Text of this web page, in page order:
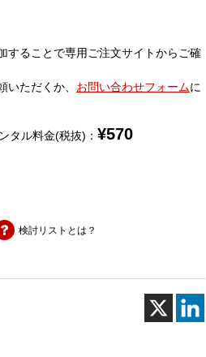
することで専用ご注文サイトからご確
ただくか、 お問い合わせフォームに
タル料金(税抜)： ¥570
検討リストとは？